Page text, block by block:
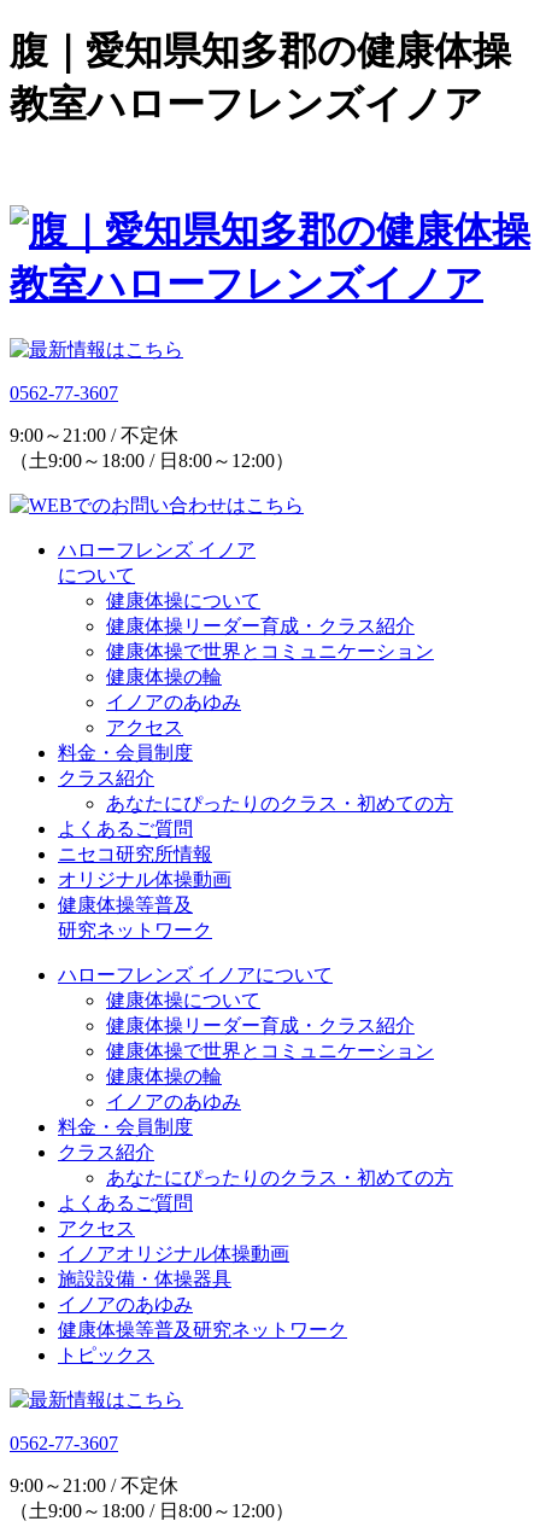
腹｜愛知県知多郡の健康体操
教室ハローフレンズイノア
0562-77-3607
9:00～21:00 / 不定休
（土9:00～18:00 / 日8:00～12:00）
ハローフレンズ イノア
について
健康体操について
健康体操リーダー育成・クラス紹介
健康体操で世界とコミュニケーション
健康体操の輪
イノアのあゆみ
アクセス
料金・会員制度
クラス紹介
あなたにぴったりのクラス・初めての方
よくあるご質問
ニセコ研究所情報
オリジナル体操動画
健康体操等普及
研究ネットワーク
ハローフレンズ イノアについて
健康体操について
健康体操リーダー育成・クラス紹介
健康体操で世界とコミュニケーション
健康体操の輪
イノアのあゆみ
料金・会員制度
クラス紹介
あなたにぴったりのクラス・初めての方
よくあるご質問
アクセス
イノアオリジナル体操動画
施設設備・体操器具
イノアのあゆみ
健康体操等普及研究ネットワーク
トピックス
0562-77-3607
9:00～21:00 / 不定休
（土9:00～18:00 / 日8:00～12:00）